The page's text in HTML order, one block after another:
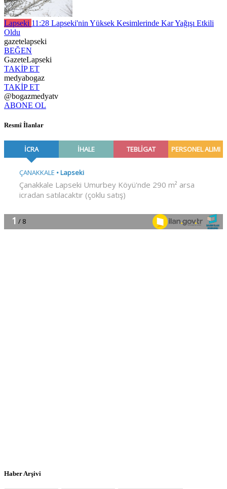
Lapseki 11:28 Lapseki'nin Yüksek Kesimlerinde Kar Yağışı Etkili
Oldu
gazetelapseki
BEĞEN
GazeteLapseki
TAKİP ET
medyabogaz
TAKİP ET
@bogazmedyatv
ABONE OL
Resmî İlanlar
Haber Arşivi